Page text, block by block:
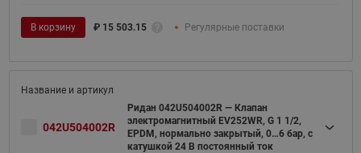
В корзину ₽ 15 503.15 Регулярные поставки
042U504002R
Ридан 042U504002R — Клапан
электромагнитный EV252WR, G 1 1/2,
EPDM, нормально закрытый, 0…6 бар, с
катушкой 24 В постоянный ток